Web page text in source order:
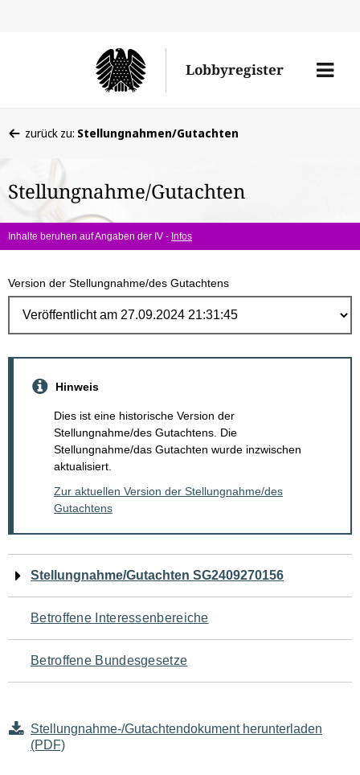
Lobbyregister
Menü
befinden
hier:
zurück zu: Stellungnahmen/Gutachten
Stellungnahme/Gutachten
Inhalte beruhen auf Angaben der IV - Infos
Version der Stellungnahme/des Gutachtens
Hinweis
Dies ist eine historische Version der
Stellungnahme/des Gutachtens. Die
Stellungnahme/das Gutachten wurde inzwischen
aktualisiert.
Zur aktuellen Version der Stellungnahme/des
Gutachtens
Navigation
für
den
Seiteninhalt
Stellungnahme/Gutachten SG2409270156
Betroffene Interessenbereiche
Betroffene Bundesgesetze
Stellungnahme-/Gutachtendokument herunterladen
(PDF)